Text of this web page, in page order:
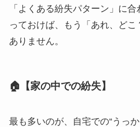
「よくある紛失パターン」に
っておけば、もう「あれ、どこ
ありません。
🏠【家の中での紛失】
最も多いのが、自宅での“うっか